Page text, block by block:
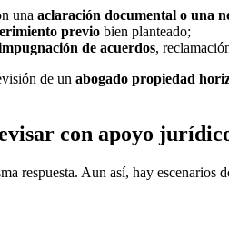
una aclaración documental o una
previo bien planteado;
de acuerdos,
de un abogado propiedad
con apoyo
respuesta. Aun así, hay